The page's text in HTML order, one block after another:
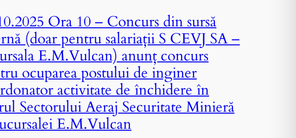
Ora 10 – Concurs din sursă
(doar pentru salariații S CEVJ SA –
E.M.Vulcan) anunț concurs
ocuparea postului de inginer
activitate de închidere în
Sectorului Aeraj Securitate Minieră
E.M.Vulcan